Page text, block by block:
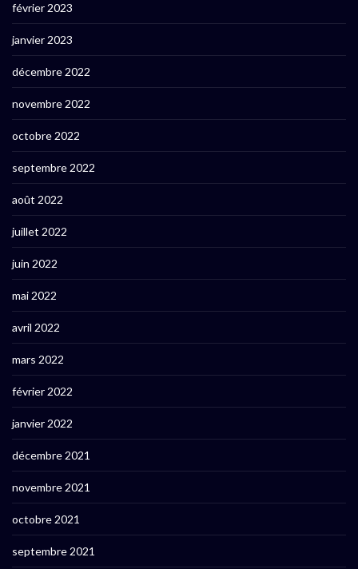
février 2023
janvier 2023
décembre 2022
novembre 2022
octobre 2022
septembre 2022
août 2022
juillet 2022
juin 2022
mai 2022
avril 2022
mars 2022
février 2022
janvier 2022
décembre 2021
novembre 2021
octobre 2021
septembre 2021